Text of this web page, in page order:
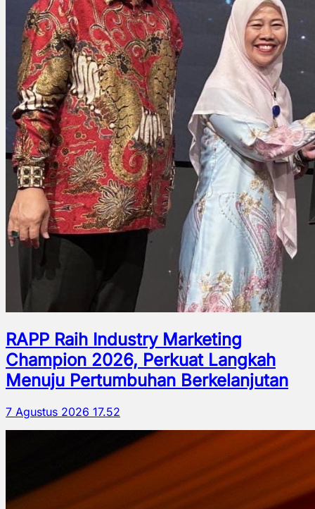
RAPP Raih Industry Marketing
Champion 2026, Perkuat Langkah
Menuju Pertumbuhan Berkelanjutan
7 Agustus 2026 17.52